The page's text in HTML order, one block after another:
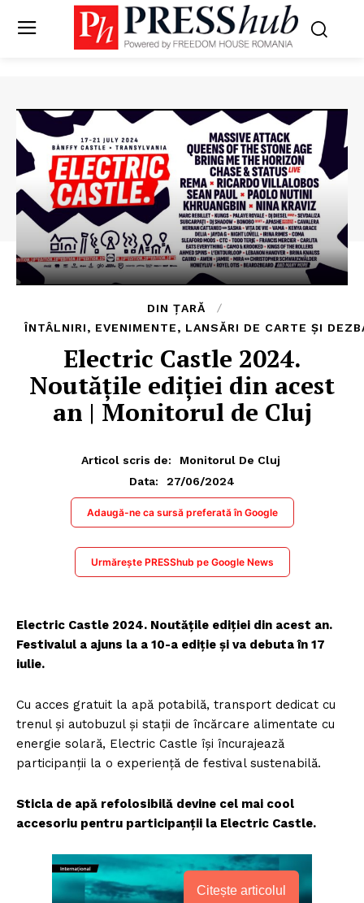
DIN ȚARĂ
ÎNTÂLNIRI, EVENIMENTE, LANSĂRI DE CARTE ȘI
Electric Castle 2024.
Noutățile ediției din acest
an | Monitorul de Cluj
Articol scris de:
Monitorul De Cluj
Data:
27/06/2024
Adaugă-ne ca sursă preferată în Google
Urmărește PRESShub pe Google News
Electric Castle 2024. Noutățile ediției din acest an.
Festivalul a ajuns la a 10-a ediție și va debuta în 17
iulie.
Cu acces gratuit la apă potabilă, transport dedicat cu
trenul și autobuzul și stații de încărcare alimentate cu
energie solară, Electric Castle își încurajează
participanții la o experiență de festival sustenabilă.
Sticla de apă refolosibilă devine cel mai cool
accesoriu pentru participanții la Electric Castle.
Citește articolul